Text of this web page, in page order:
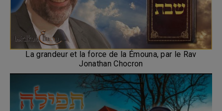
La grandeur et la force de la Émouna, par le Rav
Jonathan Chocron